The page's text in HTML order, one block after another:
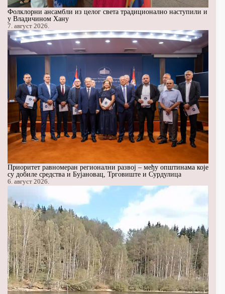
Фолклорни ансамбли из целог света традиционално наступили и
у Владичином Хану
7. август 2026.
Приоритет равномеран регионални развој – међу општинама које
су добиле средства и Бујановац, Трговиште и Сурдулица
6. август 2026.